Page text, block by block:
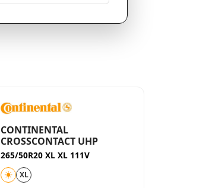
CONTINENTAL
CROSSCONTACT UHP
265/50R20 XL XL 111V
XL